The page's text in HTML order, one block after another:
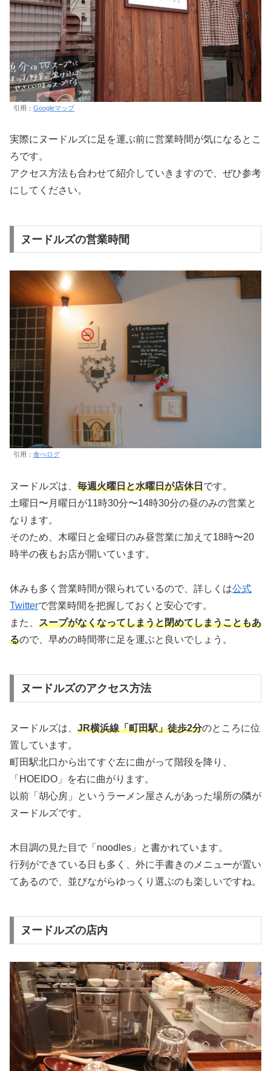
引用： Googleマップ
実際にヌードルズに足を運ぶ前に営業時間が気になるとこ
ろです。
アクセス方法も合わせて紹介していきますので、ぜひ参考
にしてください。
ヌードルズの営業時間
引用： 食べログ
ヌードルズは、 毎週火曜日と水曜日が店休日です。
土曜日〜月曜日が11時30分〜14時30分の昼のみの営業と
なります。
そのため、木曜日と金曜日のみ昼営業に加えて18時〜20
時半の夜もお店が開いています。
休みも多く営業時間が限られているので、詳しくは公式
Twitterで営業時間を把握しておくと安心です。
また、 スープがなくなってしまうと閉めてしまうこともあ
るので、早めの時間帯に足を運ぶと良いでしょう。
ヌードルズのアクセス方法
ヌードルズは、 JR横浜線「町田駅」徒歩2分のところに位
置しています。
町田駅北口から出てすぐ左に曲がって階段を降り、
「HOEIDO」を右に曲がります。
以前「胡心房」というラーメン屋さんがあった場所の隣が
ヌードルズです。
木目調の見た目で「noodles」と書かれています。
行列ができている日も多く、外に手書きのメニューが置い
てあるので、並びながらゆっくり選ぶのも楽しいですね。
ヌードルズの店内